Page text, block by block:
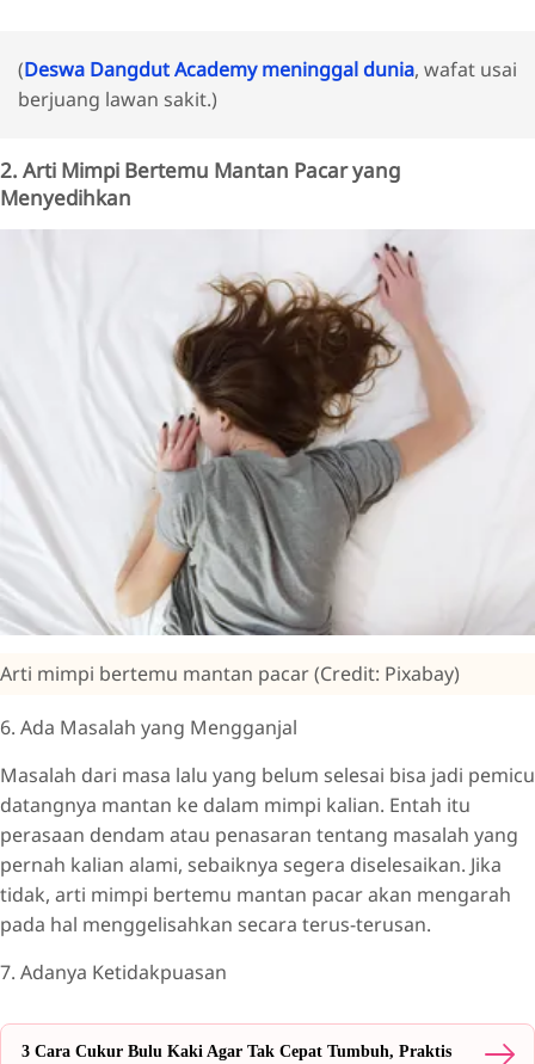
(Deswa Dangdut Academy meninggal dunia, wafat usai
berjuang lawan sakit.)
2. Arti Mimpi Bertemu Mantan Pacar yang
Menyedihkan
Arti mimpi bertemu mantan pacar (Credit: Pixabay)
6. Ada Masalah yang Mengganjal
Masalah dari masa lalu yang belum selesai bisa jadi pemicu
datangnya mantan ke dalam mimpi kalian. Entah itu
perasaan dendam atau penasaran tentang masalah yang
pernah kalian alami, sebaiknya segera diselesaikan. Jika
tidak, arti mimpi bertemu mantan pacar akan mengarah
pada hal menggelisahkan secara terus-terusan.
7. Adanya Ketidakpuasan
3 Cara Cukur Bulu Kaki Agar Tak Cepat Tumbuh, Praktis